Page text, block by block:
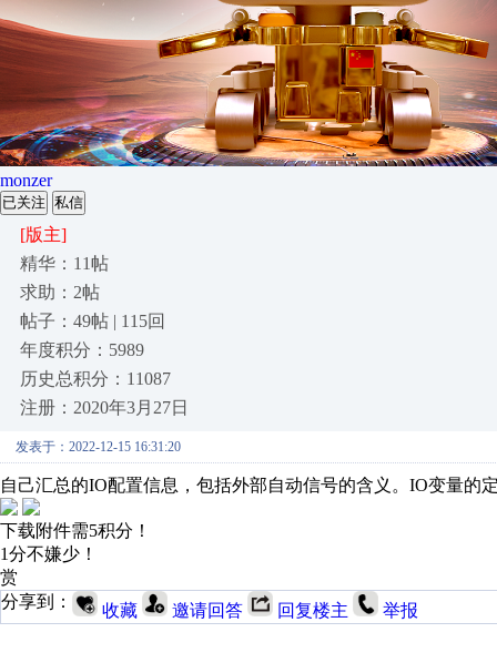
monzer
已关注 私信
[版主]
精华：11帖
求助：2帖
帖子：49帖 | 115回
年度积分：5989
历史总积分：11087
注册：2020年3月27日
发表于：2022-12-15 16:31:20
自己汇总的IO配置信息，包括外部自动信号的含义。IO变量的
下载附件需5积分！
1分不嫌少！
赏
分享到：
收藏 邀请回答 回复楼主 举报